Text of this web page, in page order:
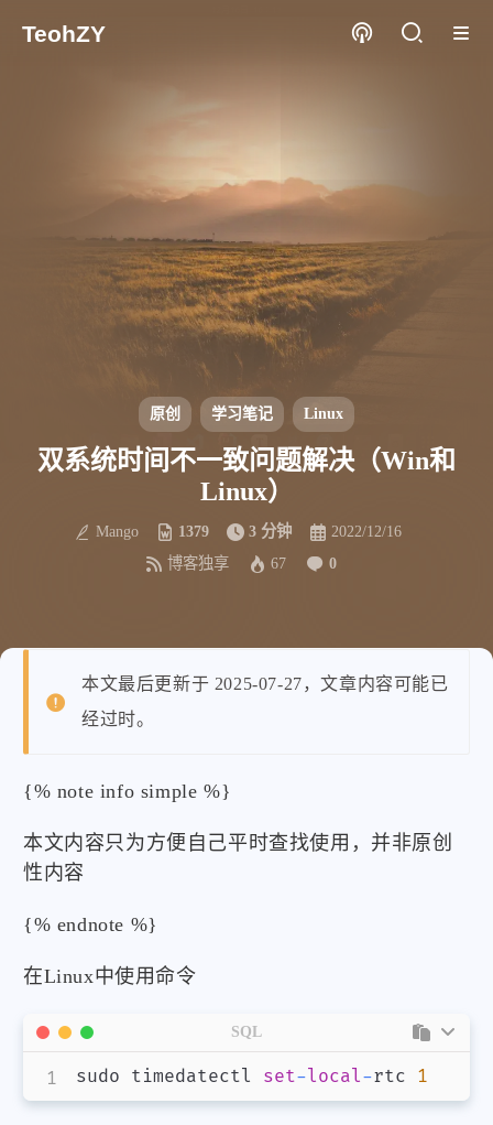
TeohZY
原创 学习笔记 Linux
双系统时间不一致问题解决（Win和
Linux）
Mango 1379 3 分钟
2022/12/16
博客独享
67 0
本文最后更新于 2025-07-27，文章内容可能已
经过时。
{% note info simple %}
本文内容只为方便自己平时查找使用，并非原创
性内容
{% endnote %}
在Linux中使用命令
sudo timedatectl set-local-rtc 1
SQL